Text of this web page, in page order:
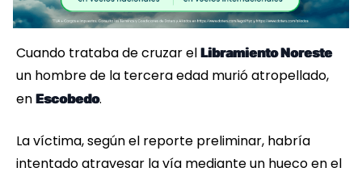
Cuando trataba de cruzar el Libramiento Noreste
un hombre de la tercera edad murió atropellado,
en Escobedo.
La víctima, según el reporte preliminar, habría
intentado atravesar la vía mediante un hueco en el